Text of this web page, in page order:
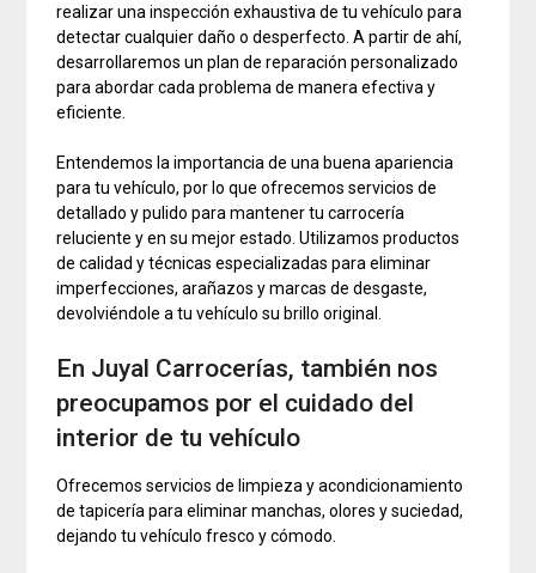
realizar una inspección exhaustiva de tu vehículo para
detectar cualquier daño o desperfecto. A partir de ahí,
desarrollaremos un plan de reparación personalizado
para abordar cada problema de manera efectiva y
eficiente.
Entendemos la importancia de una buena apariencia
para tu vehículo, por lo que ofrecemos servicios de
detallado y pulido para mantener tu carrocería
reluciente y en su mejor estado. Utilizamos productos
de calidad y técnicas especializadas para eliminar
imperfecciones, arañazos y marcas de desgaste,
devolviéndole a tu vehículo su brillo original.
En Juyal Carrocerías, también nos
preocupamos por el cuidado del
interior de tu vehículo
Ofrecemos servicios de limpieza y acondicionamiento
de tapicería para eliminar manchas, olores y suciedad,
dejando tu vehículo fresco y cómodo.